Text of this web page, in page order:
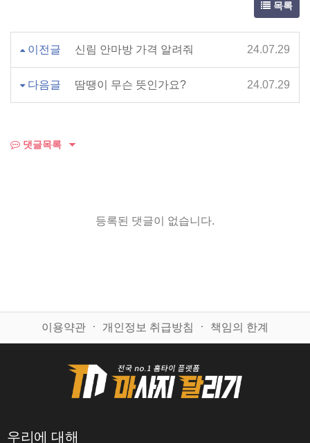
목록
이전글 신림 안마방 가격 알려줘 24.07.29
다음글 땀땡이 무슨 뜻인가요? 24.07.29
댓글목록
등록된 댓글이 없습니다.
이용약관 ㆍ 개인정보 취급방침 ㆍ 책임의 한계
우리에 대해